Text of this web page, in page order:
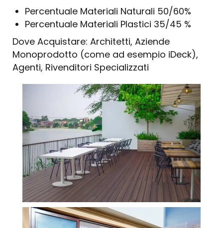
Percentuale Materiali Naturali 50/60%
Percentuale Materiali Plastici 35/45 %
Dove Acquistare: Architetti, Aziende
Monoprodotto (come ad esempio iDeck),
Agenti, Rivenditori Specializzati